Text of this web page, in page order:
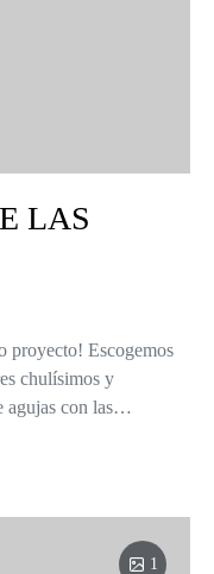
LAS
proyecto! Escogemos
chulísimos y
agujas con las…
1